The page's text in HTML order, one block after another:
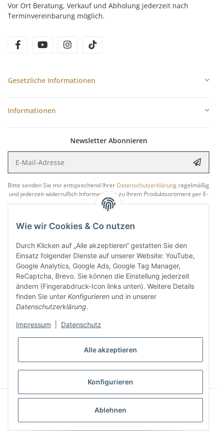
Wie wir Cookies & Co nutzen
Durch Klicken auf „Alle akzeptieren“ gestatten Sie den
Einsatz folgender Dienste auf unserer Website: YouTube,
Google Analytics, Google Ads, Google Tag Manager,
ReCaptcha, Brevo. Sie können die Einstellung jederzeit
ändern (Fingerabdruck-Icon links unten). Weitere Details
finden Sie unter Konfigurieren und in unserer
Datenschutzerklärung.
Impressum Datenschutz
Alle akzeptieren
Konfigurieren
Ablehnen
Vor Ort Beratung, Verkauf und Abholung jederzeit nach
Terminvereinbarung möglich.
facebookyoutube instagram
Gesetzliche Informationen
Informationen
Newsletter Abonnieren
Bitte senden Sie mir entsprechend Ihrer Datenschutzerklärung regelmäßig
und jederzeit widerruflich Informationen zu Ihrem Produktsortiment per E-
Mail zu.
Newsletter abonnieren und 5 €Rabatt-Guschein erhalten.
Den Gutschein erhalten Sie per Email nach der erfolgreichen
Bestätigung Ihrer Email-Adresse.
* Alle Preise inkl. gesetzlicher USt., zzgl.
VERTRAG WIDERRUFEN
© S u. K Hock GmbH
JTL-Shop|AVIA JTL-Shop Template